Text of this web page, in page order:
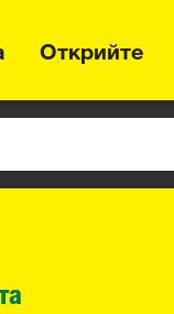
Открийте